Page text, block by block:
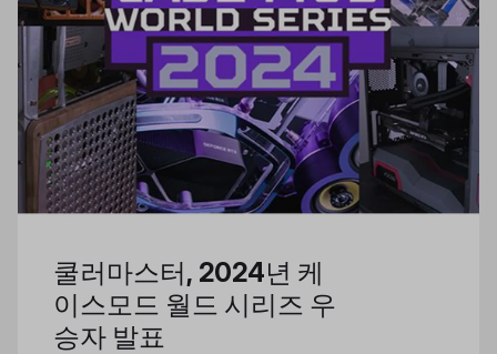
쿨러마스터, 2024년 케
이스모드 월드 시리즈 우
승자 발표